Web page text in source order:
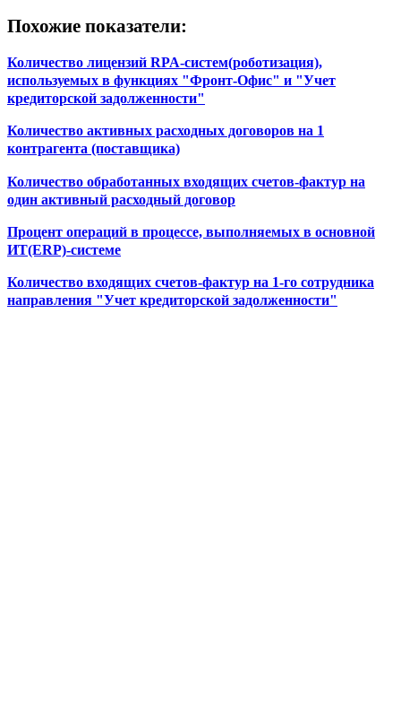
Похожие показатели:
Количество лицензий RPA-систем(роботизация),
используемых в функциях "Фронт-Офис" и "Учет
кредиторской задолженности"
Количество активных расходных договоров на 1
контрагента (поставщика)
Количество обработанных входящих счетов-фактур на
один активный расходный договор
Процент операций в процессе, выполняемых в основной
ИТ(ERP)-системе
Количество входящих счетов-фактур на 1-го сотрудника
направления "Учет кредиторской задолженности"